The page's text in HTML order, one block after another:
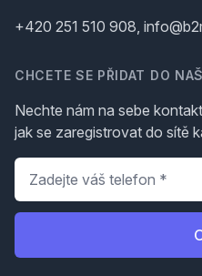
+420 251 510 908,
CHCETE SE PŘIDAT DO
Nechte nám na sebe
jak se zaregistrovat do sítě
Telefon